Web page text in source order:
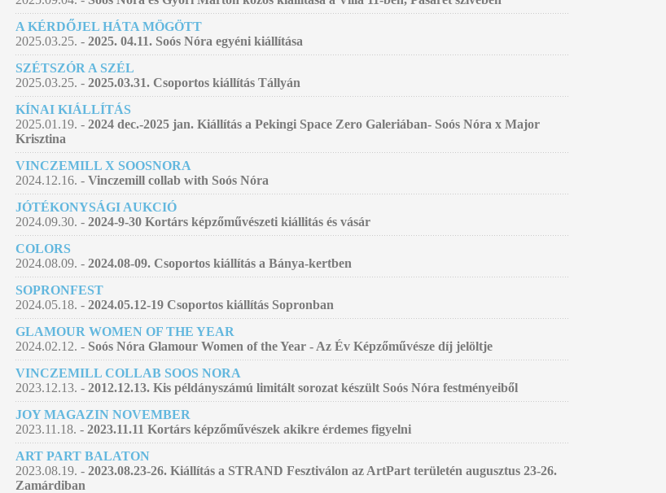
A KÉRDŐJEL HÁTA MÖGÖTT
2025.03.25. - 2025. 04.11. Soós Nóra egyéni kiállítása
SZÉTSZÓR A SZÉL
2025.03.25. - 2025.03.31. Csoportos kiállítás Tállyán
KÍNAI KIÁLLÍTÁS
2025.01.19. - 2024 dec.-2025 jan. Kiállítás a Pekingi Space Zero Galeriában- Soós Nóra x Major
Krisztina
VINCZEMILL X SOOSNORA
2024.12.16. - Vinczemill collab with Soós Nóra
JÓTÉKONYSÁGI AUKCIÓ
2024.09.30. - 2024-9-30 Kortárs képzőművészeti kiállitás és vásár
COLORS
2024.08.09. - 2024.08-09. Csoportos kiállítás a Bánya-kertben
SOPRONFEST
2024.05.18. - 2024.05.12-19 Csoportos kiállítás Sopronban
GLAMOUR WOMEN OF THE YEAR
2024.02.12. - Soós Nóra Glamour Women of the Year - Az Év Képzőművésze díj jelöltje
VINCZEMILL COLLAB SOOS NORA
2023.12.13. - 2012.12.13. Kis példányszámú limitált sorozat készült Soós Nóra festményeiből
JOY MAGAZIN NOVEMBER
2023.11.18. - 2023.11.11 Kortárs képzőművészek akikre érdemes figyelni
ART PART BALATON
2023.08.19. - 2023.08.23-26. Kiállítás a STRAND Fesztiválon az ArtPart területén augusztus 23-26.
Zamárdiban